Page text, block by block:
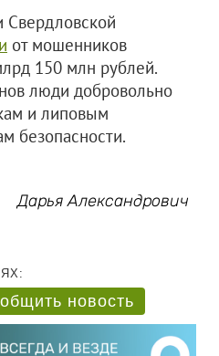
Свердловской
от мошенников
150 млн рублей.
люди добровольно
и липовым
безопасности.
Дарья Александрович
новость